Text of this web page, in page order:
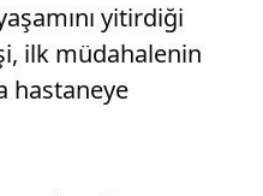
yitirdiği
ilk müdahalenin
hastaneye